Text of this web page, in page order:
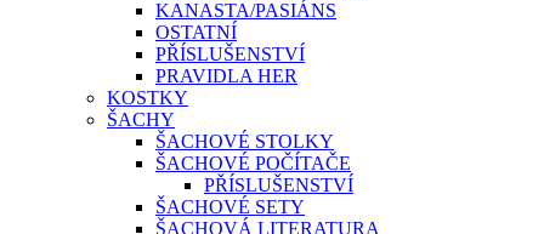
KANASTA/PASIÁNS
OSTATNÍ
PŘÍSLUŠENSTVÍ
PRAVIDLA HER
KOSTKY
ŠACHY
ŠACHOVÉ STOLKY
ŠACHOVÉ POČÍTAČE
PŘÍSLUŠENSTVÍ
ŠACHOVÉ SETY
ŠACHOVÁ LITERATURA